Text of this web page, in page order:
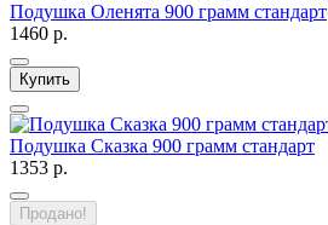
Подушка Оленята 900 грамм стандарт
1460 р.
Купить
Подушка Сказка 900 грамм стандарт
1353 р.
Продано!